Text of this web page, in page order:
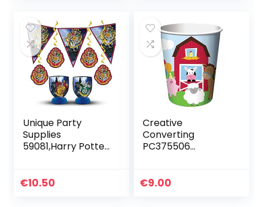
servetten…
Unique Party
Supplies
59081,Harry Potter
ms,meerdere
€10.50
Creative
Converting
PC375506
stuks,
€9.00